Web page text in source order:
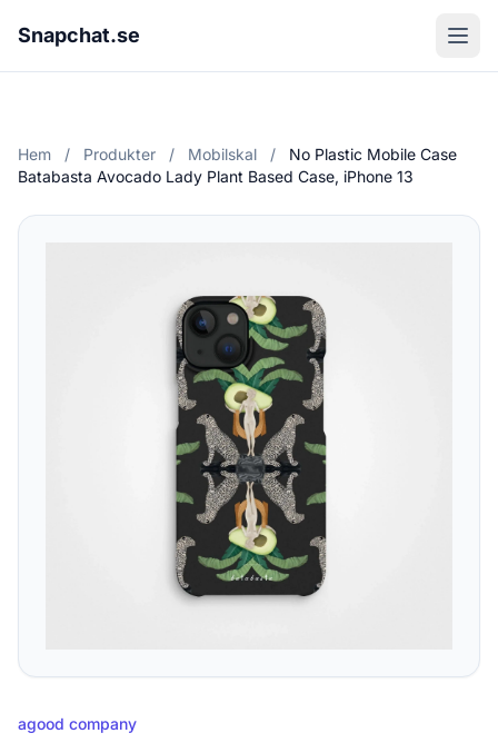
Snapchat.se
Hem / Produkter / Mobilskal /
No Plastic Mobile Case
Batabasta Avocado Lady Plant Based Case, iPhone 13
agood company